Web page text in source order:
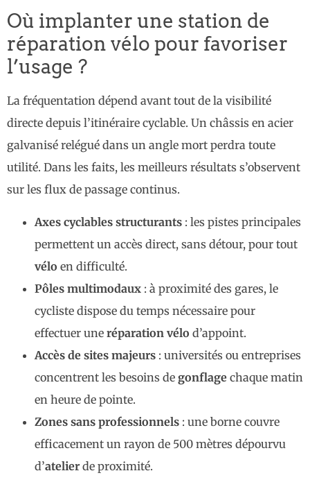
Où implanter une station de
réparation vélo pour favoriser
l’usage ?
La fréquentation dépend avant tout de la visibilité
directe depuis l’itinéraire cyclable. Un châssis en acier
galvanisé relégué dans un angle mort perdra toute
utilité. Dans les faits, les meilleurs résultats s’observent
sur les flux de passage continus.
Axes cyclables structurants : les pistes principales
permettent un accès direct, sans détour, pour tout
vélo en difficulté.
Pôles multimodaux : à proximité des gares, le
cycliste dispose du temps nécessaire pour
effectuer une réparation vélo d’appoint.
Accès de sites majeurs : universités ou entreprises
concentrent les besoins de gonflage chaque matin
en heure de pointe.
Zones sans professionnels : une borne couvre
efficacement un rayon de 500 mètres dépourvu
d’atelier de proximité.